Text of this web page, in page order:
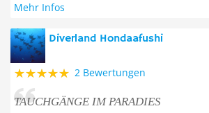
Mehr Infos
Diverland Hondaafushi
2 Bewertungen
TAUCHGÄNGE IM PARADIES